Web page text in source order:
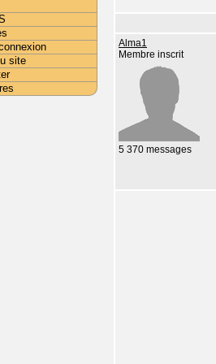
Alma1
Membre inscrit
5 370 messages
site